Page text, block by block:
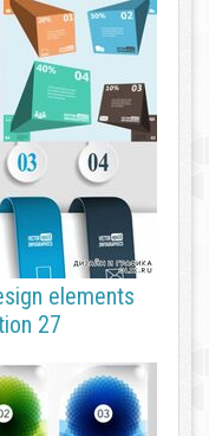
elements
27